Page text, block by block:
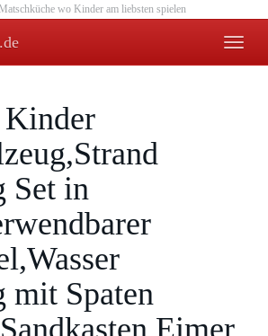
wo Kinder am liebsten spielen
Toggle
Set in
mit Spaten
Eimer